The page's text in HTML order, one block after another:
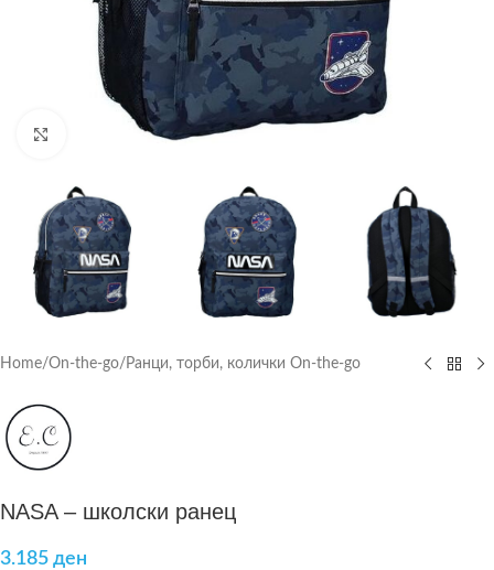
Click to enlarge
Home/On-the-go/ Ранци, торби, колички On-the-go
NASA – школски ранец
3.185 ден